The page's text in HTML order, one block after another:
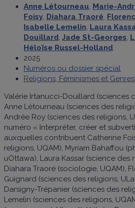
Anne Létourneau, Marie-
Foisy, Diahara Traoré,
Isabelle Lemelin, Laura
Douillard, Jade St-Georges,
Héloïse Russel-Holland
2025
Numéros ou dossier spécial
Religions, Féminismes et Genres
Valérie Irtanucci-Douillard (sciences
Anne Létourneau (sciences des
Andrée Roy (sciences des religions,
numéro « Interpréter, créer et
auxquelles contribuent Catherine
religions, UQAM), Myriam Bahaffou
uOttawa), Laura Kassar (science des
Diahara Traoré (sociologie, UQAM),
Guignard (sciences des religions,
Darsigny-Trépanier (sciences des
Lemelin (sciences des religions,